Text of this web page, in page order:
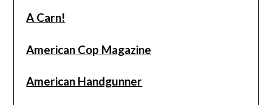
A Carn!
American Cop Magazine
American Handgunner